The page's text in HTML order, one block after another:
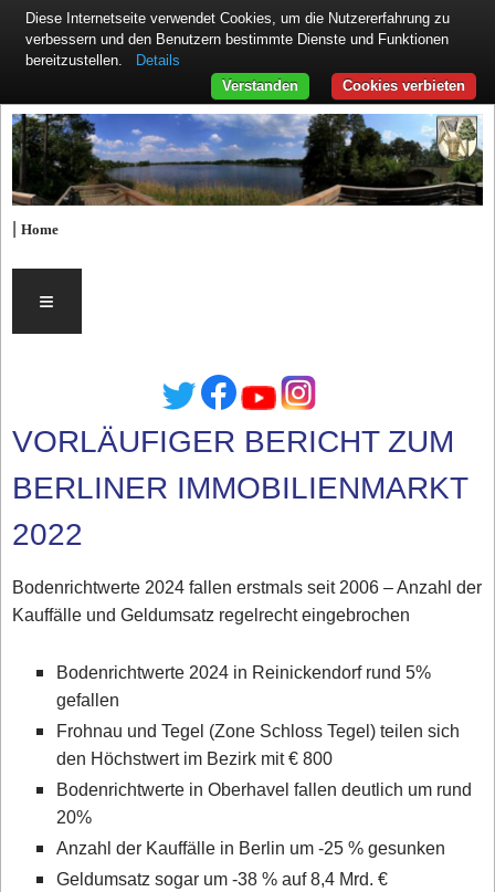
|Home
≡
VORLÄUFIGER BERICHT ZUM
BERLINER IMMOBILIENMARKT
2022
Bodenrichtwerte 2024 fallen erstmals seit 2006 – Anzahl der
Kauffälle und Geldumsatz regelrecht eingebrochen
Bodenrichtwerte 2024 in Reinickendorf rund 5%
gefallen
Frohnau und Tegel (Zone Schloss Tegel) teilen sich
den Höchstwert im Bezirk mit € 800
Bodenrichtwerte in Oberhavel fallen deutlich um rund
20%
Anzahl der Kauffälle in Berlin um -25 % gesunken
Geldumsatz sogar um -38 % auf 8,4 Mrd. €
Diese Internetseite verwendet Cookies, um die Nutzererfahrung zu
verbessern und den Benutzern bestimmte Dienste und Funktionen
bereitzustellen.
Details
Cookies verbieten
Verstanden